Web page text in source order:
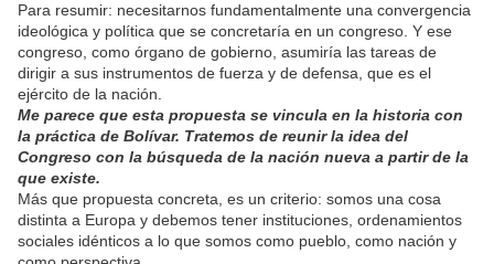
Para resumir: necesitarnos fundamentalmente una convergencia
ideológica y política que se concretaría en un congreso. Y ese
congreso, como órgano de gobierno, asumiría las tareas de
dirigir a sus instrumentos de fuerza y de defensa, que es el
ejército de la nación.
Me parece que esta propuesta se vincula en la historia con
la práctica de Bolívar. Tratemos de reunir la idea del
Congreso con la búsqueda de la nación nueva a partir de la
que existe.
Más que propuesta concreta, es un criterio: somos una cosa
distinta a Europa y debemos tener instituciones, ordenamientos
sociales idénticos a lo que somos como pueblo, como nación y